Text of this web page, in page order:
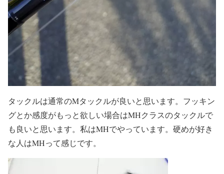
タックルは通常のMタックルが良いと思います。フッキン
グとか感度がもっと欲しい場合はMHクラスのタックルで
も良いと思います。私はMHでやっています。硬めが好き
な人はMHって感じです。